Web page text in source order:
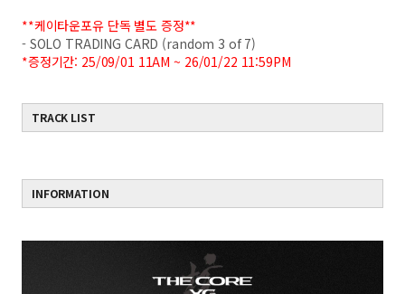
**케이타운포유 단독 별도 증정**
- SOLO TRADING CARD (random 3 of 7)
*증정기간: 25/09/01 11AM ~ 26/01/22 11:59PM
TRACK LIST
INFORMATION